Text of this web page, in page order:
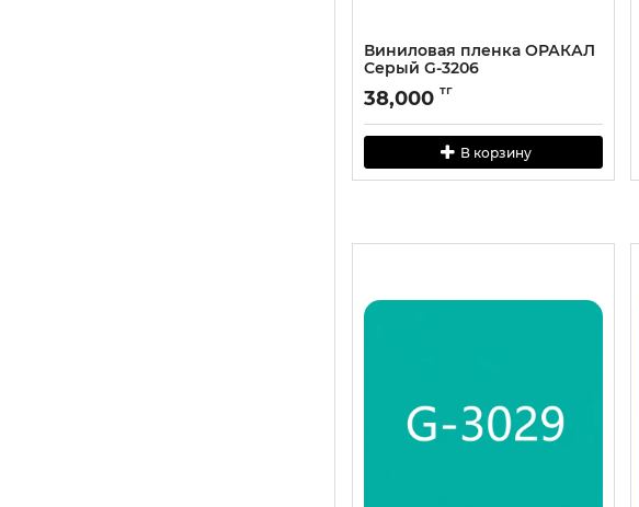
Виниловая пленка ОРАКАЛ
Серый G-3206
38,000 тг
В корзину